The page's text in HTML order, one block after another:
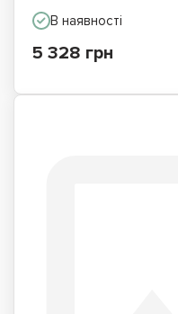
В наявності
5 328 грн